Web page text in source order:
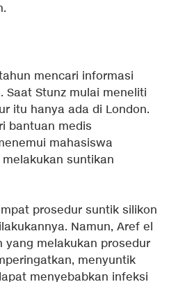
mencari informasi
Stunz mulai meneliti
itu hanya ada di London.
bantuan medis
mahasiswa
suntikan
prosedur suntik silikon
Namun, Aref el
yang melakukan prosedur
menyuntik
menyebabkan infeksi